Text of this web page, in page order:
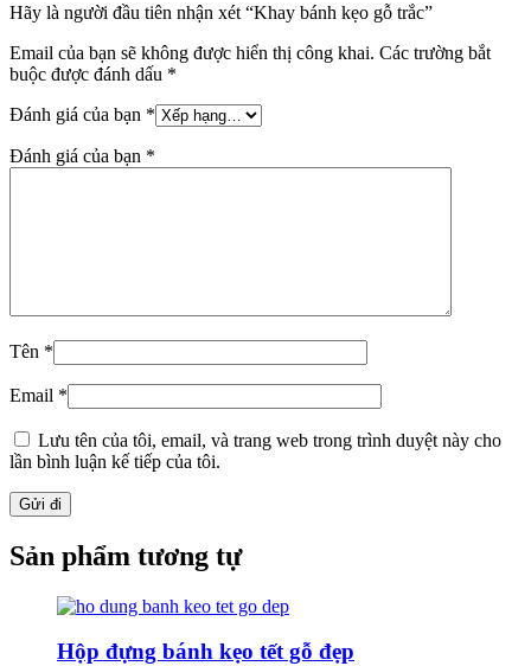
Hãy là người đầu tiên nhận xét “Khay bánh kẹo gỗ trắc”
Email của bạn sẽ không được hiển thị công khai. Các trường bắt
buộc được đánh dấu *
Đánh giá của bạn *
Đánh giá của bạn *
Tên *
Email *
Lưu tên của tôi, email, và trang web trong trình duyệt này cho
lần bình luận kế tiếp của tôi.
Sản phẩm tương tự
Hộp đựng bánh kẹo tết gỗ đẹp